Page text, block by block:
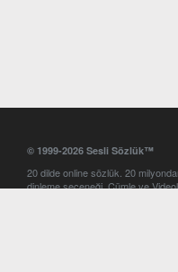
© 1999-2026 Sesli Sözlük™
20 dilde online sözlük. 20
dinleme seçeneği. Cümle ve